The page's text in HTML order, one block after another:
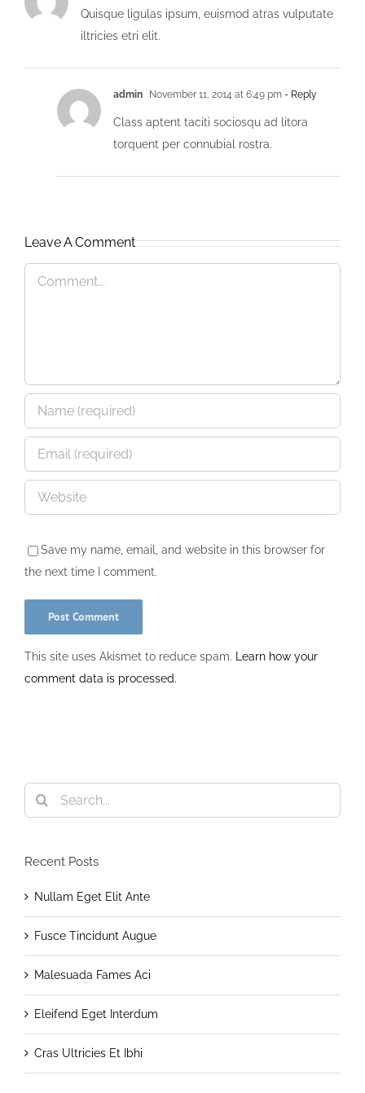
Quisque ligulas ipsum, euismod atras vulputate
iltricies etri elit.
admin November 11, 2014 at 6:49 pm - Reply
Class aptent taciti sociosqu ad litora
torquent per connubial rostra.
Leave A Comment
Comment
Save my name, email, and website in this browser for
the next time I comment.
This site uses Akismet to reduce spam. Learn how your
comment data is processed.
Search
for:
Recent Posts
Nullam Eget Elit Ante
Fusce Tincidunt Augue
Malesuada Fames Aci
Eleifend Eget Interdum
Cras Ultricies Et Ibhi